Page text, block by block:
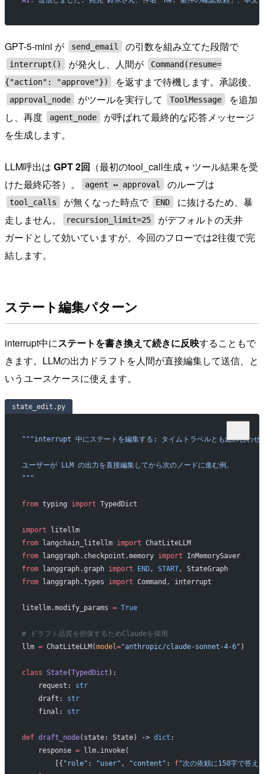
GPT-5-mini が send_email の引数を組み立てた段階で
interrupt() が発火し、人間が
Command(resume=
{"action": "approve"})
を返すまで待機します。承認後、
approval_node がツールを実行して ToolMessage
を追加
し、再度
agent_node
が呼ばれて最終的な応答メッセージ
を生成します。
LLM呼出は GPT 2回 （最初のtool_call生成 + ツール結果を受
けた最終応答）。
agent ↔ approval のループは
tool_calls が無くなった時点で END
に抜けるため、暴
走しません。
recursion_limit=25
がデフォルトの天井
ガードとして効いていますが、今回のフローでは2往復で完
結します。
ステート編集パターン
interrupt中にステートを書き換えて続きに反映することもで
きます。LLMの出力ドラフトを人間が直接編集して送信、と
いうユースケースに使えます。
state_edit.py
"""interrupt 中にステートを編集する: タイムトラベルとも組み合わせ
ユーザーが LLM の出力を直接編集してから次のノードに進む例。
"""
from typing import TypedDict
import litellm
from langchain_litellm import ChatLiteLLM
from langgraph.checkpoint.memory import InMemorySaver
from langgraph.graph import END, START, StateGraph
from langgraph.types import Command, interrupt
litellm.modify_params = True
# ドラフト品質を担保するためClaudeを採用
llm = ChatLiteLLM(model="anthropic/claude-sonnet-4-6" )
class State(TypedDict ):
    request:
str
    draft:
str
    final:
str
def draft_node(state: State) -> dict :
    response
= llm.invoke(
        [{
"role" : "user" , "content" : f"次の依頼に150字で答